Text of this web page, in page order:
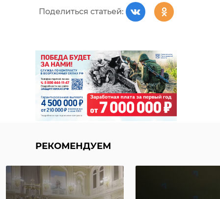
Поделиться статьей:
РЕКОМЕНДУЕМ
"Слушай, Ленингр
раскрасил
в честь 80-